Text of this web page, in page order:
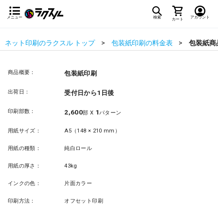
メニュー 検索 カート アカウント
ネット印刷のラクスル トップ 包装紙印刷の料金表 包装紙商
商品概要： 包装紙印刷
出荷日： 受付日から1日後
印刷部数： 2,600部 X 1パターン
用紙サイズ： A5（148 × 210 mm）
用紙の種類： 純白ロール
用紙の厚さ： 43kg
インクの色： 片面カラー
印刷方法： オフセット印刷